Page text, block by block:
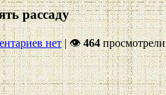
рассаду
нет|👁464просмотрели